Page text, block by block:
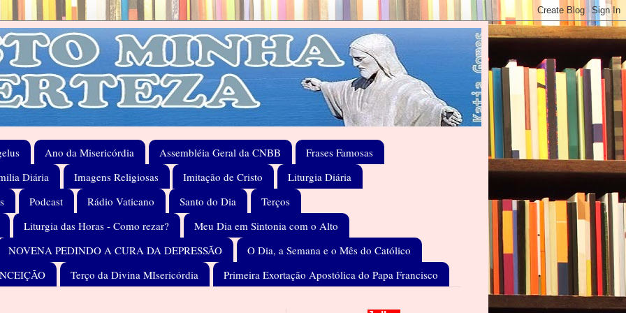
Ano da Misericórdia Assembléia Geral da CNBB
Frases Famosas
Diária
Imagens Religiosas Imitação de Cristo
Liturgia Diária
Podcast Rádio Vaticano Santo do Dia
Terços
Liturgia das Horas - Como rezar?
Meu Dia em Sintonia com o Alto
NOVENA PEDINDO A CURA DA DEPRESSÃO
O Dia, a Semana e o Mês do Católico
Terço da Divina MIsericórdia Primeira Exortação Apostólica do Papa Francisco